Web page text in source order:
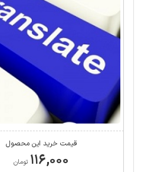
قیمت خرید این محصول
۱۱۶,۰۰۰ تومان